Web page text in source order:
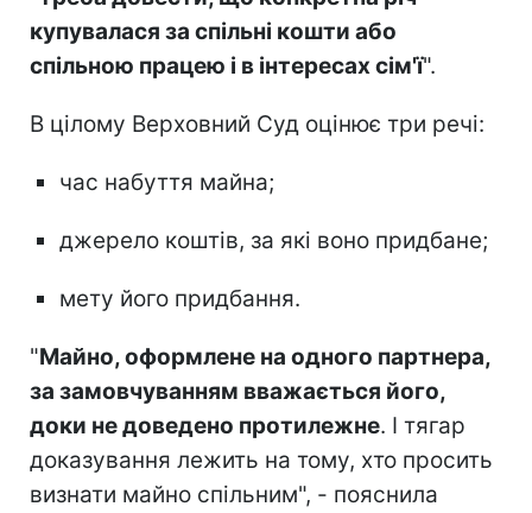
купувалася за спільні кошти або
спільною працею і в інтересах сім'ї".
В цілому Верховний Суд оцінює три речі:
час набуття майна;
джерело коштів, за які воно придбане;
мету його придбання.
"Майно, оформлене на одного партнера,
за замовчуванням вважається його,
доки не доведено протилежне. І тягар
доказування лежить на тому, хто просить
визнати майно спільним", - пояснила